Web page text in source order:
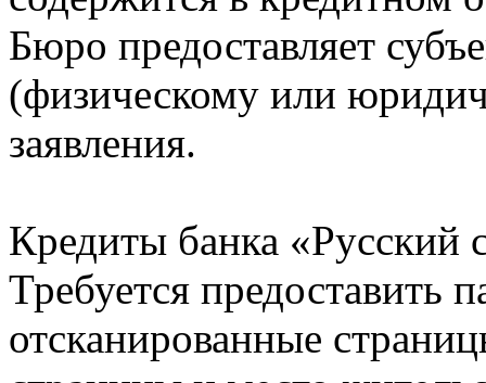
Бюро предоставляет
(физическому или
заявления.
Кредиты банка «Русский
Требуется предоставить
отсканированные